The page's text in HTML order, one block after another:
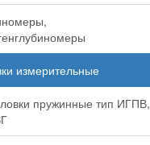
измерительные
пружинные тип ИГПВ,